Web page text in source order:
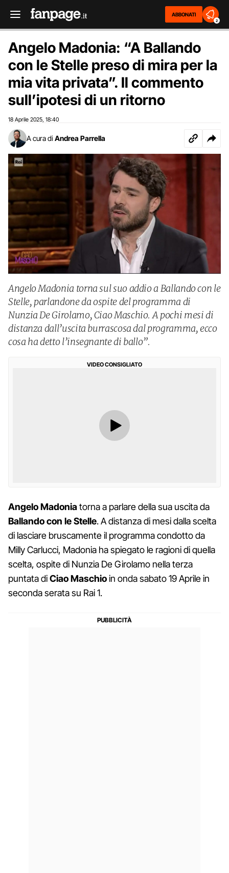
ABBONATI
2
Angelo Madonia: “A Ballando
con le Stelle preso di mira per la
mia vita privata”. Il commento
sull’ipotesi di un ritorno
18 Aprile 2025 18:40
A cura di Andrea Parrella
Angelo Madonia torna sul suo addio a Ballando con le
Stelle, parlandone da ospite del programma di
Nunzia De Girolamo, Ciao Maschio. A pochi mesi di
distanza dall’uscita burrascosa dal programma, ecco
cosa ha detto l’insegnante di ballo”.
VIDEO CONSIGLIATO
Angelo Madoniatorna a parlare della sua uscita da
Ballando con le Stelle. A distanza di mesi dalla scelta
di lasciare bruscamente il programma condotto da
Milly Carlucci, Madonia ha spiegato le ragioni di quella
scelta, ospite di Nunzia De Girolamo nella terza
puntata diCiao Maschioin onda sabato 19 Aprile in
seconda serata su Rai 1.